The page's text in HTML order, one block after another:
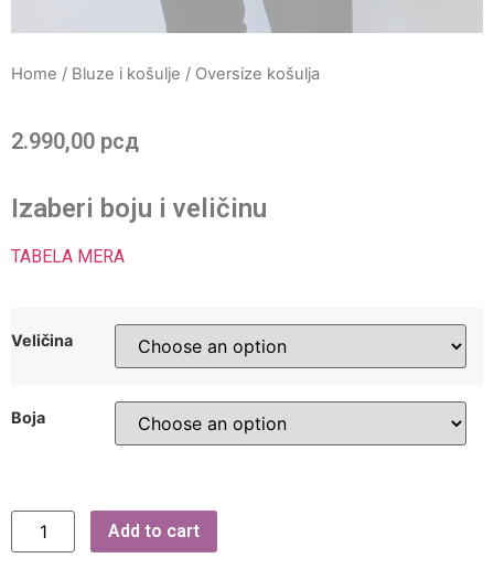
Home / Bluze i košulje / Oversize košulja
2.990,00 рсд
Izaberi boju i veličinu
TABELA MERA
Veličina
Boja
Add to cart